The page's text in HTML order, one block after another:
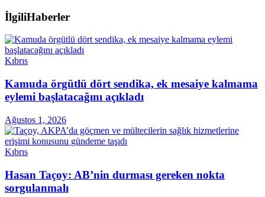
İlgiliHaberler
Kıbrıs
Kamuda örgütlü dört sendika, ek mesaiye kalmama
eylemi başlatacağını açıkladı
Ağustos 1, 2026
Kıbrıs
Hasan Taçoy: AB’nin durması gereken nokta
sorgulanmalı